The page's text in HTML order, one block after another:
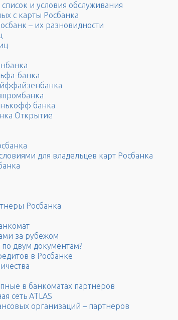
и условия обслуживания
с карты Росбанка
– их разновидности
банка
банка
Открытие
для владельцев карт Росбанка
Росбанка
за рубежом
двум документам?
в Росбанке
в банкоматах партнеров
сеть ATLAS
организаций – партнеров